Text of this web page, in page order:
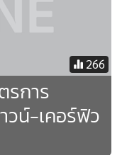
266
รการ
วน์-เคอร์ฟิว